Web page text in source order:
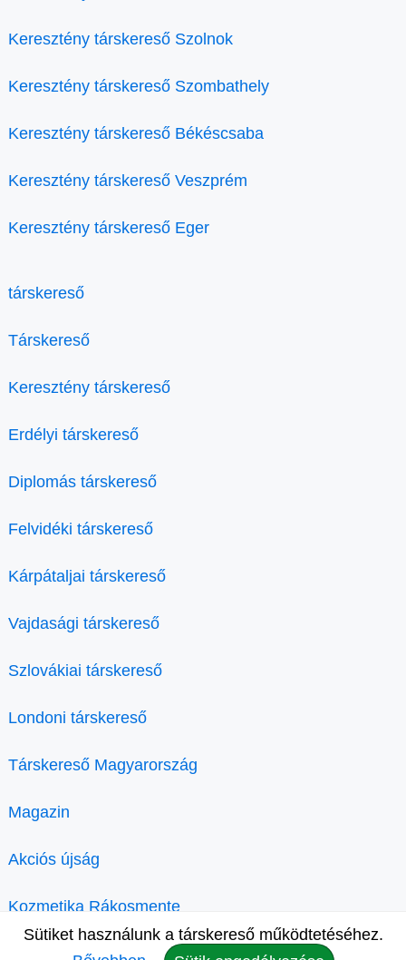
Keresztény társkereső Szolnok
Keresztény társkereső Szombathely
Keresztény társkereső Békéscsaba
Keresztény társkereső Veszprém
Keresztény társkereső Eger
társkereső
Társkereső
Keresztény társkereső
Erdélyi társkereső
Diplomás társkereső
Felvidéki társkereső
Kárpátaljai társkereső
Vajdasági társkereső
Szlovákiai társkereső
Londoni társkereső
Társkereső Magyarország
Magazin
Akciós újság
Kozmetika Rákosmente
Sütiket használunk a társkereső működtetéséhez.